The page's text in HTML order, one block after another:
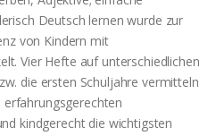
Deutsch lernen wurde zur
von Kindern mit
Vier Hefte auf unterschiedlichen
die ersten Schuljahre vermitteln
kindgerecht die wichtigsten